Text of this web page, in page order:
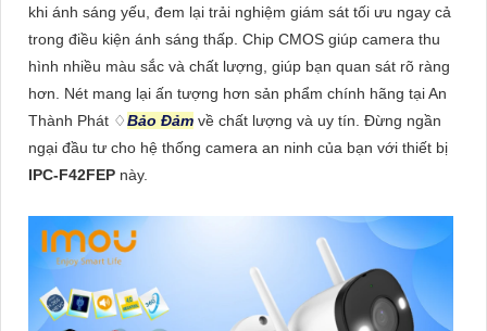
khi ánh sáng yếu, đem lại trải nghiệm giám sát tối ưu ngay cả
trong điều kiện ánh sáng thấp. Chip CMOS giúp camera thu
hình nhiều màu sắc và chất lượng, giúp bạn quan sát rõ ràng
hơn. Nét mang lại ấn tượng hơn sản phẩm chính hãng tại An
Thành Phát ♢Bảo Đảm về chất lượng và uy tín. Đừng ngần
ngại đầu tư cho hệ thống camera an ninh của bạn với thiết bị
IPC-F42FEP này.